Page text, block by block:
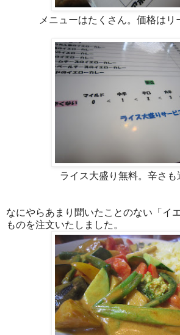
メニューはたくさん。価格はリ
ライス大盛り無料。辛さも
なにやらあまり聞いたことのない「イ
ものを注文いたしました。